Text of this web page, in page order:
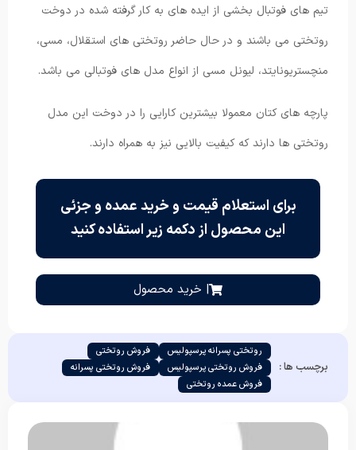
تیم های فوتبال بخشی از ایده های به کار گرفته شده در دوخت
روتختی می باشند و در حال حاضر روتختی های استقلال، مسی،
منچستریونایتد، لیونل مسی از انواع مدل های فوتبالی می باشد.
پارچه های کتان معمولا بیشترین کارایی را در دوخت این مدل
روتختی ها دارند که کیفیت بالایی نیز به همراه دارند.
برای استعلام قیمت و خرید عمده و جزئی
این محصول از دکمه زیر استفاده کنید
| خرید محصول
برچسب ها :
روتختی پسرانه پرسپولیس
فروش روتختی
فروش روتختی پرسپولیس
فروش روتختی پسرانه
فروش عمده روتختی